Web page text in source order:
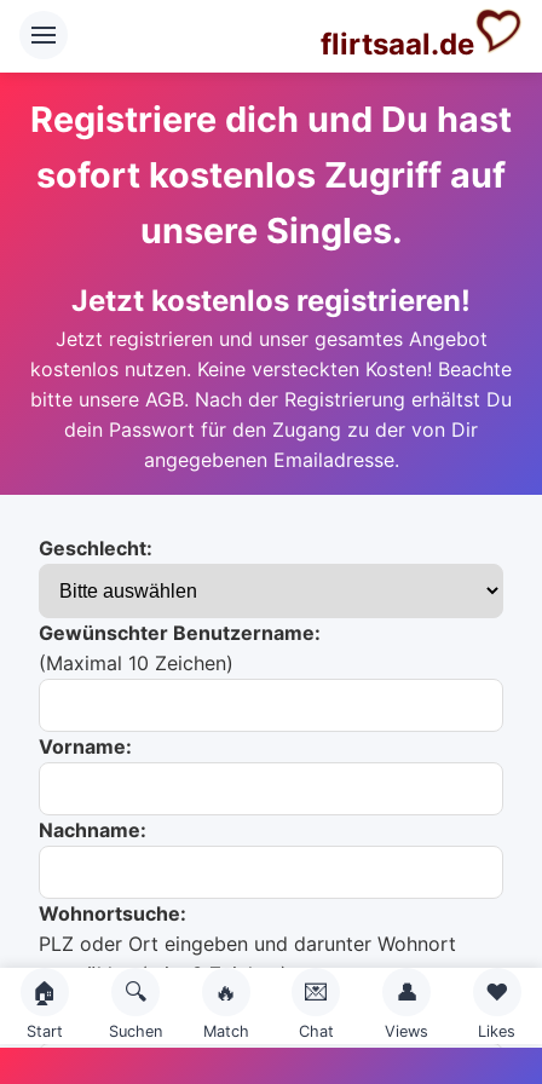
flirtsaal.de
Registriere dich und Du hast
sofort kostenlos Zugriff auf
unsere Singles.
Jetzt kostenlos registrieren!
Jetzt registrieren und unser gesamtes Angebot
kostenlos nutzen. Keine versteckten Kosten! Beachte
bitte unsere AGB. Nach der Registrierung erhältst Du
dein Passwort für den Zugang zu der von Dir
angegebenen Emailadresse.
Geschlecht:
Gewünschter Benutzername:
(Maximal 10 Zeichen)
Vorname:
Nachname:
Wohnortsuche:
PLZ oder Ort eingeben und darunter Wohnort
auswählen (min. 3 Zeichen).
🏠
Start
🔍
Suchen
🔥
Match
💌
Chat
👤
Views
❤️
Likes